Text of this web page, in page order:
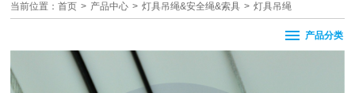
产品分类
当前位置：首页 > 产品中心 > 灯具吊绳&安全绳&索具 > 灯具吊绳